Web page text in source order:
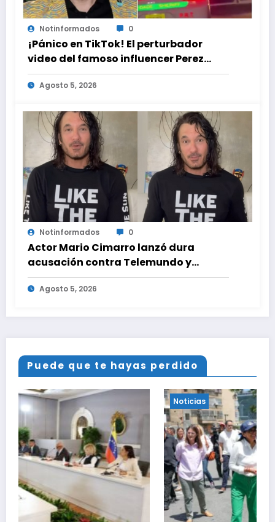
Notinformados 0
¡Pánico en TikTok! El perturbador
video del famoso influencer Perez
Hilton que obligó a sus fans a pedir
ayuda médica
Agosto 5, 2026
Notinformados 0
Actor Mario Cimarro lanzó dura
acusación contra Telemundo y
advirtió que lo que hacen en su contra
es ilegal en EEUU
Agosto 5, 2026
Puede que te hayas perdido
Noticias